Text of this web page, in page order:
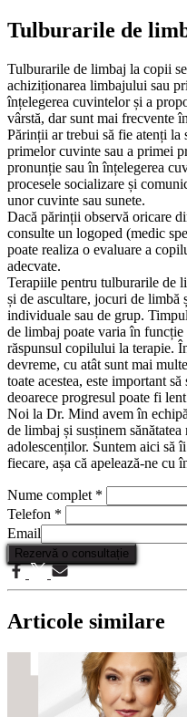
Tulburarile de
Tulburarile de limbaj la copii
achiziționarea limbajului sau
înțelegerea cuvintelor și a
vârstă, dar sunt mai frecvente
Părinții ar trebui să fie atenți la
primelor cuvinte sau a primei
pronunție sau în înțelegerea
procesele socializare și
unor cuvinte sau sunete.
Dacă părinții observă oricare
consulte un logoped (medic
poate realiza o evaluare a
adecvate.
Terapiile pentru tulburarile de
și de ascultare, jocuri de
individuale sau de grup.
de limbaj poate varia în
răspunsul copilului la terapie.
devreme, cu atât sunt mai
toate acestea, este important
deoarece progresul poate fi
Noi la Dr. Mind avem în
de limbaj și susținem
adolescenților. Suntem aici să
fiecare, așa că apelează-ne cu
Nume complet *
Telefon *
Email
Rezervă o consultație
Articole similare